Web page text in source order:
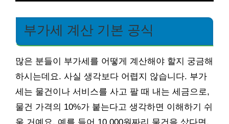
부가세 계산 기본 공식
많은 분들이 부가세를 어떻게 계산해야 할지 궁금해
하시는데요. 사실 생각보다 어렵지 않습니다. 부가
세는 물건이나 서비스를 사고 팔 때 내는 세금으로,
물건 가격의 10%가 붙는다고 생각하면 이해하기 쉬